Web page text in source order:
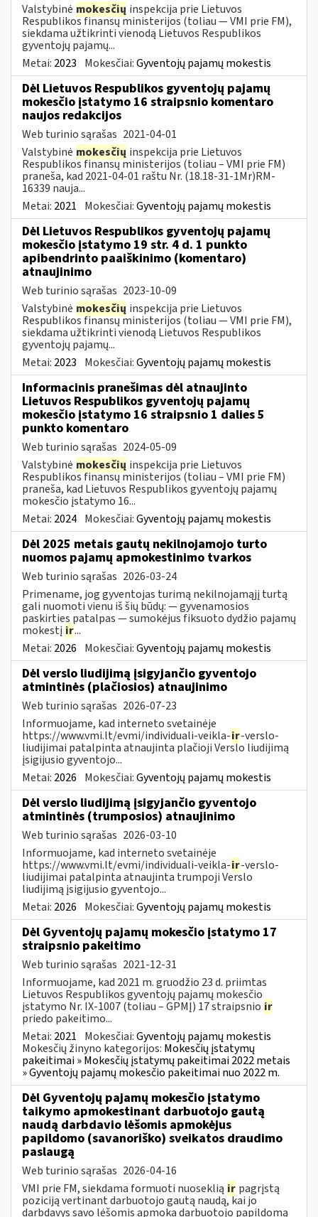
Valstybinė mokesčių inspekcija prie Lietuvos
Respublikos finansų ministerijos (toliau — VMI prie FM),
siekdama užtikrinti vienodą Lietuvos Respublikos
gyventojų pajamų...
Metai: 2023 Mokesčiai:Gyventojų pajamų mokestis
Dėl Lietuvos Respublikos gyventojų pajamų
mokesčio įstatymo 16 straipsnio komentaro
naujos redakcijos
Web turinio sąrašas 2021-04-01
Valstybinė mokesčių inspekcija prie Lietuvos
Respublikos finansų ministerijos (toliau – VMI prie FM)
praneša, kad 2021-04-01 raštu Nr. (18.18-31-1Mr)RM-
16339 nauja...
Metai: 2021 Mokesčiai:Gyventojų pajamų mokestis
Dėl Lietuvos Respublikos gyventojų pajamų
mokesčio įstatymo 19 str. 4 d. 1 punkto
apibendrinto paaiškinimo (komentaro)
atnaujinimo
Web turinio sąrašas 2023-10-09
Valstybinė mokesčių inspekcija prie Lietuvos
Respublikos finansų ministerijos (toliau — VMI prie FM),
siekdama užtikrinti vienodą Lietuvos Respublikos
gyventojų pajamų...
Metai: 2023 Mokesčiai:Gyventojų pajamų mokestis
Informacinis pranešimas dėl atnaujinto
Lietuvos Respublikos gyventojų pajamų
mokesčio įstatymo 16 straipsnio 1 dalies 5
punkto komentaro
Web turinio sąrašas 2024-05-09
Valstybinė mokesčių inspekcija prie Lietuvos
Respublikos finansų ministerijos (toliau – VMI prie FM)
praneša, kad Lietuvos Respublikos gyventojų pajamų
mokesčio įstatymo 16...
Metai: 2024 Mokesčiai:Gyventojų pajamų mokestis
Dėl 2025 metais gautų nekilnojamojo turto
nuomos pajamų apmokestinimo tvarkos
Web turinio sąrašas 2026-03-24
Primename, jog gyventojas turimą nekilnojamąjį turtą
gali nuomoti vienu iš šių būdų: — gyvenamosios
paskirties patalpas — sumokėjus fiksuoto dydžio pajamų
mokestį ir...
Metai: 2026 Mokesčiai:Gyventojų pajamų mokestis
Dėl verslo liudijimą įsigyjančio gyventojo
atmintinės (plačiosios) atnaujinimo
Web turinio sąrašas 2026-07-23
Informuojame, kad interneto svetainėje
https://www.vmi.lt/evmi/individuali-veikla-ir-verslo-
liudijimai patalpinta atnaujinta plačioji Verslo liudijimą
įsigijusio gyventojo...
Metai: 2026 Mokesčiai:Gyventojų pajamų mokestis
Dėl verslo liudijimą įsigyjančio gyventojo
atmintinės (trumposios) atnaujinimo
Web turinio sąrašas 2026-03-10
Informuojame, kad interneto svetainėje
https://www.vmi.lt/evmi/individuali-veikla-ir-verslo-
liudijimai patalpinta atnaujinta trumpoji Verslo
liudijimą įsigijusio gyventojo...
Metai: 2026 Mokesčiai:Gyventojų pajamų mokestis
Dėl Gyventojų pajamų mokesčio įstatymo 17
straipsnio pakeitimo
Web turinio sąrašas 2021-12-31
Informuojame, kad 2021 m. gruodžio 23 d. priimtas
Lietuvos Respublikos gyventojų pajamų mokesčio
įstatymo Nr. IX-1007 (toliau – GPMĮ) 17 straipsnio ir
priedo pakeitimo...
Metai: 2021 Mokesčiai:Gyventojų pajamų mokestis
Mokesčių žinyno kategorijos: Mokesčių įstatymų
pakeitimai » Mokesčių įstatymų pakeitimai 2022 metais
» Gyventojų pajamų mokesčio pakeitimai nuo 2022 m.
Dėl Gyventojų pajamų mokesčio įstatymo
taikymo apmokestinant darbuotojo gautą
naudą darbdavio lėšomis apmokėjus
papildomo (savanoriško) sveikatos draudimo
paslaugą
Web turinio sąrašas 2026-04-16
VMI prie FM, siekdama formuoti nuoseklią ir pagrįstą
poziciją vertinant darbuotojo gautą naudą, kai jo
darbdavys savo lėšomis apmoka darbuotojo papildomą